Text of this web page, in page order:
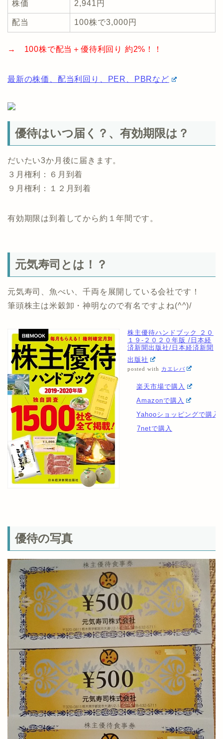
株価 2,941円
配当 100株で3,000円
→ 100株で配当＋優待利回り 約2%！！
最新の株価、配当利回り、PER、PBRなど
優待はいつ届く？、有効期限は？
だいたい3か月後に届きます。
３月権利：６月到着
９月権利：１２月到着
有効期限は到着してから約１年間です。
元気寿司とは！？
元気寿司、魚べい、千両を展開している会社です！
筆頭株主は米穀卸・神明なので有名ですよね(^^)/
株主優待ハンドブック ２０
１９-２０２０年版 /日本経
済新聞出版社/日本経済新聞
出版社
posted with カエレバ
楽天市場で購入
Amazonで購入
Yahooショッピングで購入
7netで購入
優待の写真